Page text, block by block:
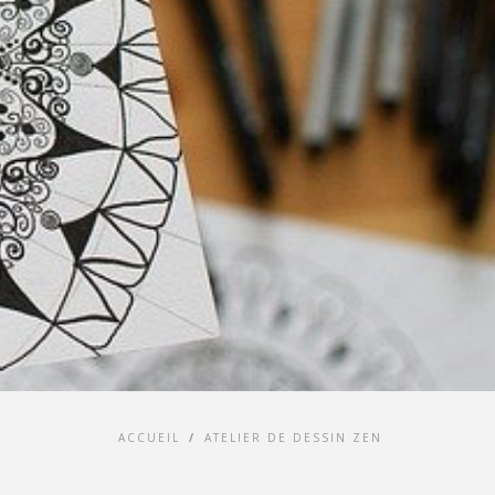
ACCUEIL / ATELIER DE DESSIN ZEN